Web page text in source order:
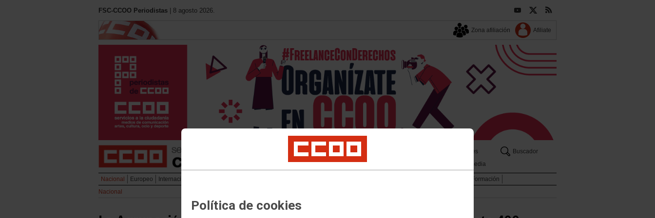
Política de cookies
FSC-CCOO Periodistas | 8 agosto 2026.
Zona afiliación Afiliate
Quienes somos Enlaces
Buscador
FSC-CCOO
Multimedia
Nacional Europeo Internacional
Formación
Nacional